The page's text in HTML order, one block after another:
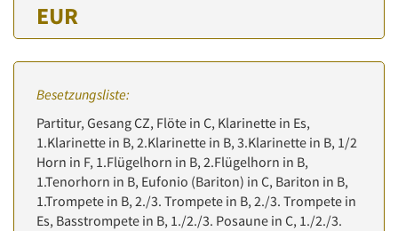
EUR
Besetzungsliste:
Partitur, Gesang CZ, Flöte in C, Klarinette in Es,
1.Klarinette in B, 2.Klarinette in B, 3.Klarinette in B, 1/2
Horn in F, 1.Flügelhorn in B, 2.Flügelhorn in B,
1.Tenorhorn in B, Eufonio (Bariton) in C, Bariton in B,
1.Trompete in B, 2./3. Trompete in B, 2./3. Trompete in
Es, Basstrompete in B, 1./2./3. Posaune in C, 1./2./3.